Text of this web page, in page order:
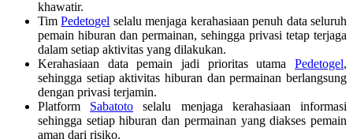
khawatir.
TimPedetogel selalu menjaga kerahasiaan penuh data seluruh
pemain hiburan dan permainan, sehingga privasi tetap terjaga
dalam setiap aktivitas yang dilakukan.
Kerahasiaan data pemain jadi prioritas utama Pedetogel,
sehingga setiap aktivitas hiburan dan permainan berlangsung
dengan privasi terjamin.
Platform Sabatoto selalu menjaga kerahasiaan informasi
sehingga setiap hiburan dan permainan yang diakses pemain
aman dari risiko.